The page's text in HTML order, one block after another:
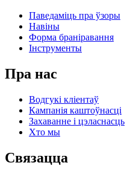
Паведаміць пра ўзоры
Навіны
Форма браніравання
Інструменты
Пра нас
Водгукі кліентаў
Кампанія каштоўнасці
Захаванне і цэласнасць
Хто мы
Связацца